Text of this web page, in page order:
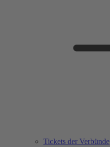
Tickets der Verbünde